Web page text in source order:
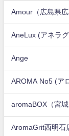
Amour（広島県広
AneLux (アネラ
Ange
AROMA No5 (ア
aromaBOX（宮城
AromaGrit西明石